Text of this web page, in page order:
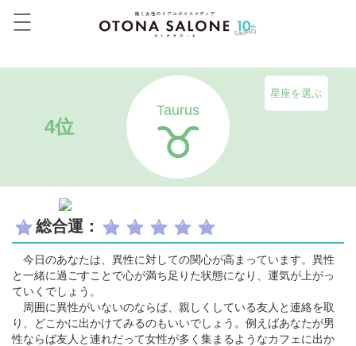
4位
Taurus
星座を選ぶ
総合運：
今日のあなたは、異性に対しての関心が高まっています。異性
と一緒に過ごすことで心が満ち足りた状態になり、運気が上がっ
ていくでしょう。
周囲に異性がいないのならば、親しくしている友人と連絡を取
り、どこかに出かけてみるのもいいでしょう。例えばあなたが男
性ならば友人と連れだって女性が多く集まるようなカフェに出か